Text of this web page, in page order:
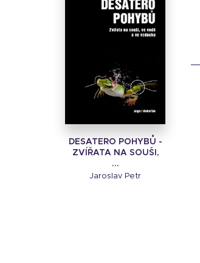
DESATERO POHYBŮ -
ZVÍŘATA NA SOUŠI,
...
Jaroslav Petr